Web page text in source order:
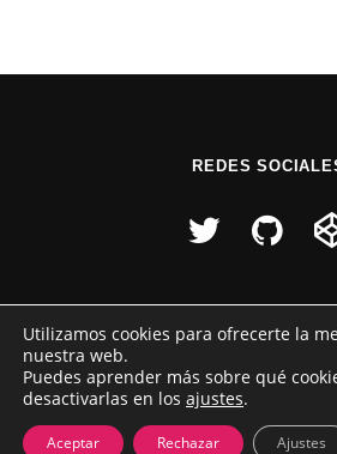
REDES
Copyright © 2026 Raúl Pérez
FameThemes
Utilizamos cookies para ofrecerte la
nuestra web.
Puedes aprender más sobre qué
desactivarlas en los ajustes.
Aceptar Rechazar Ajustes